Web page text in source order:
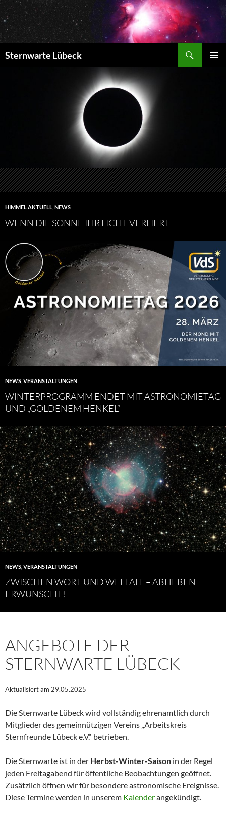
Zum
Inhalt
springen
Sternwarte Lübeck
HIMMEL AKTUELL NEWS
WENN DIE SONNE IHR LICHT VERLIERT
NEWS VERANSTALTUNGEN
WINTERPROGRAMM ENDET MIT ASTRONOMIETAG
UND „GOLDENEM HENKEL“
NEWS VERANSTALTUNGEN
ZWISCHEN WORT UND WELTALL – ABHEBEN
ERWÜNSCHT!
ANGEBOTE DER
STERNWARTE LÜBECK
Aktualisiert am 29.05.2025
Die Sternwarte Lübeck wird vollständig ehrenamtlich durch
Mitglieder des gemeinnützigen Vereins „Arbeitskreis
Sternfreunde Lübeck e.V.“ betrieben.
Die Sternwarte ist in der Herbst-Winter-Saison in der Regel
jeden Freitagabend für öffentliche Beobachtungen geöffnet.
Zusätzlich öffnen wir für besondere astronomische Ereignisse.
Diese Termine werden in unserem Kalenderangekündigt.